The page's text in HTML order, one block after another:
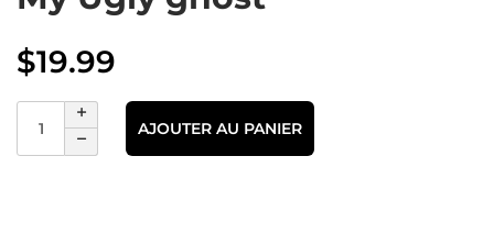
$19.99
AJOUTER AU PANIER